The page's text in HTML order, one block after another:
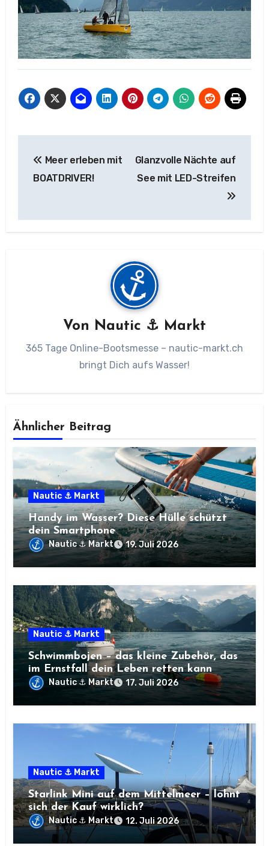
Meer erleben mit
BOATDRIVER!
Glanzvolle Nächte auf
See mit LED-Streifen
Von Nautic ⚓ Markt
365 Tage Online-Bootsmesse – nautic-markt.ch
bringt Dich aufs Wasser!
Ähnlicher Beitrag
Nautic ⚓ Markt
Handy im Wasser? Diese Hülle schützt
dein Smartphone
Nautic ⚓ Markt 19. Juli 2026
Nautic ⚓ Markt
Schwimmbojen – das kleine Zubehör, das
im Ernstfall dein Leben retten kann
Nautic ⚓ Markt 17. Juli 2026
Nautic ⚓ Markt
Starlink Mini auf dem Mittelmeer – lohnt
sich der Kauf wirklich?
Nautic ⚓ Markt 12. Juli 2026